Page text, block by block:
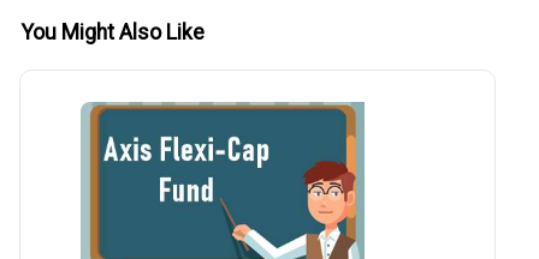
You Might Also Like